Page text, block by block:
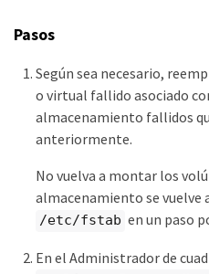
Pasos
Según sea necesario,
o virtual fallido asociado
almacenamiento fallidos
anteriormente.
No vuelva a montar los
almacenamiento se vuelve
/etc/fstab en un paso
En el Administrador de